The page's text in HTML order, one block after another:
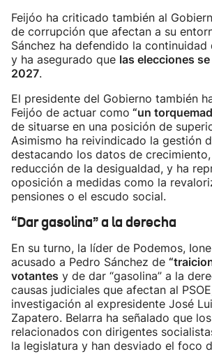
Feijóo ha criticado también al
de corrupción que afectan a su
Sánchez ha defendido la continuidad
y ha asegurado que las elecciones
2027.
El presidente del Gobierno también
Feijóo de actuar como “un
de situarse en una posición de
Asimismo ha reivindicado la gestión
destacando los datos de
reducción de la desigualdad, y ha
oposición a medidas como la
pensiones o el escudo social.
“Dar gasolina” a la derecha
En su turno, la líder de Podemos,
acusado a Pedro Sánchez de
votantes y de dar “gasolina” a la
causas judiciales que afectan al
investigación al expresidente José
Zapatero. Belarra ha señalado que
relacionados con dirigentes
la legislatura y han desviado el foco